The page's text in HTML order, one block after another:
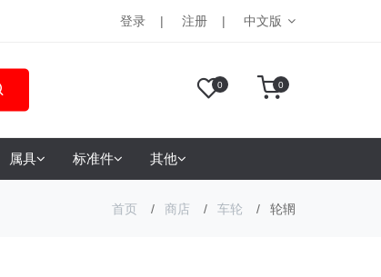
登录 注册 中文版
0 0
属具 标准件 其他
首页 商店 车轮 轮辋